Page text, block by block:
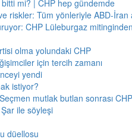
mi? | CHP hep gündemde
riskler: Tüm yönleriyle ABD-İran
CHP Lüleburgaz
olma yolundaki CHP
için tercih zamanı
yendi
istiyor?
mutlak butlan sonrası
ile söyleşi
düellosu